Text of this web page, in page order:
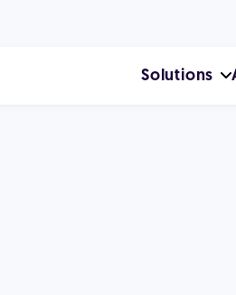
Solutions